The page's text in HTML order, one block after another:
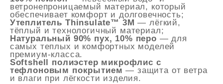
ветронепроницаемый материал, который
обеспечивает комфорт и долговечность;
Утеплитель Thinsulate™ 3M — лёгкий,
тёплый и технологичный материал;
Натуральный 90% пух, 10% перо — для
самых теплых и комфортных моделей
премиум-класса.
Softshell полиэстер микрофлис с
тефлоновым покрытием — защита от ветра
и влаги при лёгкости изделия.